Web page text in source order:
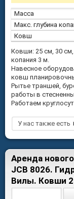
Масса
Макс. глубина
Ковш
Ковши: 25 см, 30
копания 3 м.
Навесное
ковш
Рытье траншей,
работы в
Работаем
Аренда
JCB 8026.
Вилы. Ковши